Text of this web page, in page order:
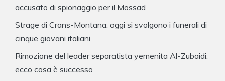
accusato di spionaggio per il Mossad
Strage di Crans-Montana: oggi si svolgono i funerali di
cinque giovani italiani
Rimozione del leader separatista yemenita Al-Zubaidi:
ecco cosa è successo